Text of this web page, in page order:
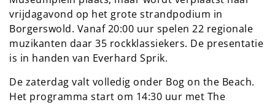
vrijdagavond op het grote strandpodium in
Borgerswold. Vanaf 20:00 uur spelen 22 regionale
muzikanten daar 35 rockklassiekers. De presentatie
is in handen van Everhard Sprik.
De zaterdag valt volledig onder Bog on the Beach.
Het programma start om 14:30 uur met The